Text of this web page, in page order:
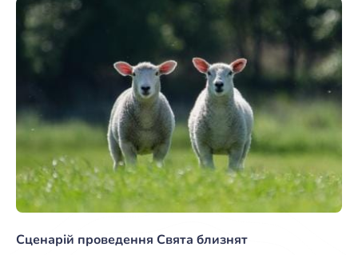
Сценарій проведення Свята близнят